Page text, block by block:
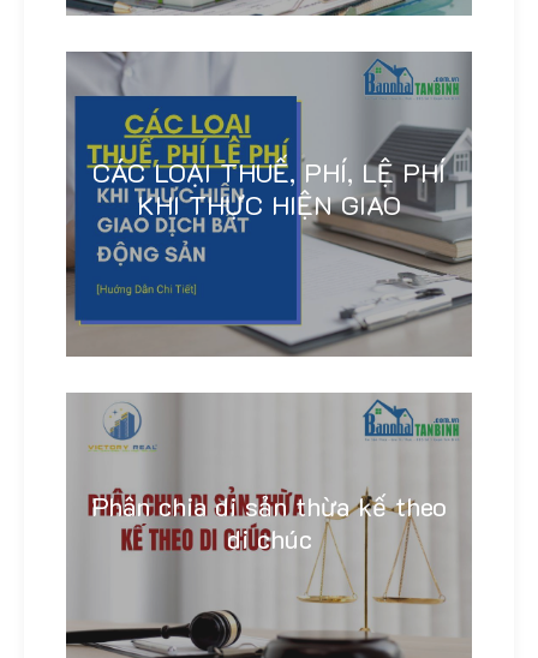
CÁC LOẠI THUẾ, PHÍ, LỆ PHÍ
KHI THỰC HIỆN GIAO
Linh Khánh
Phân chia di sản thừa kế theo
di chúc
Linh Khánh